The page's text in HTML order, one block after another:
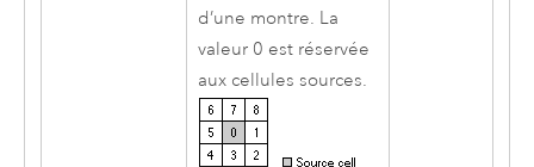
d’une montre. La
valeur 0 est réservée
aux cellules sources.